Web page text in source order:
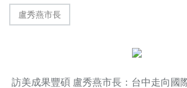
盧秀燕市長
訪美成果豐碩 盧秀燕市長：台中走向國